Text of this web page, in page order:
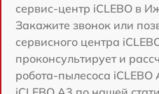
сервис-центр iCLEBO в
Закажите звонок или
сервисного центра
проконсультирует и
робота-пылесоса